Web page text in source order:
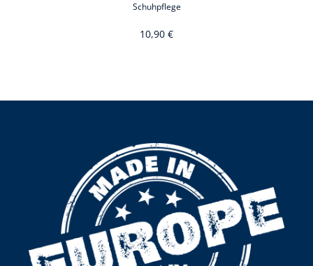
Schuhpflege
10,90 €